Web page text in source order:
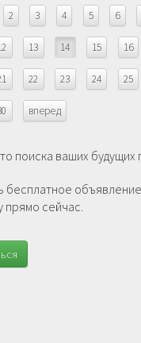
2 3 4 5 6
13 14 15 16
22 23 24 25
вперед
поиска ваших будущих
бесплатное
прямо сейчас.